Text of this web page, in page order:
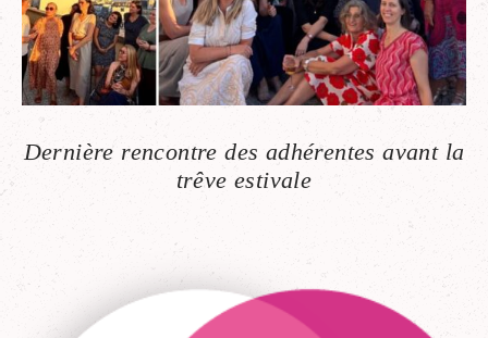
Dernière rencontre des adhérentes avant la
trêve estivale